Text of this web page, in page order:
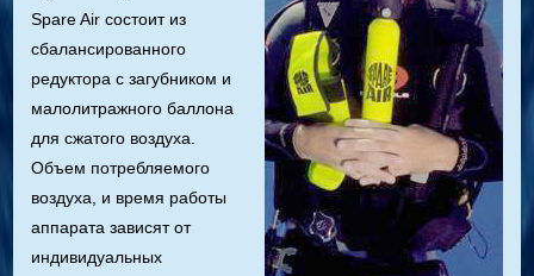
Spare Air состоит из
сбалансированного
редуктора с загубником и
малолитражного баллона
для сжатого воздуха.
Объем потребляемого
воздуха, и время работы
аппарата зависят от
индивидуальных